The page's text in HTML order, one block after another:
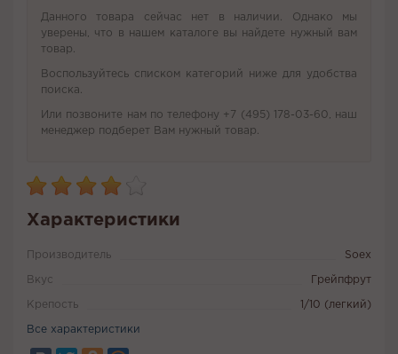
Данного товара сейчас нет в наличии. Однако мы
уверены, что в нашем каталоге вы найдете нужный вам
товар.
Воспользуйтесь списком категорий ниже для удобства
поиска.
Или позвоните нам по телефону +7 (495) 178-03-60, наш
менеджер подберет Вам нужный товар.
Характеристики
Производитель Soex
Вкус Грейпфрут
Крепость 1/10 (легкий)
Все характеристики